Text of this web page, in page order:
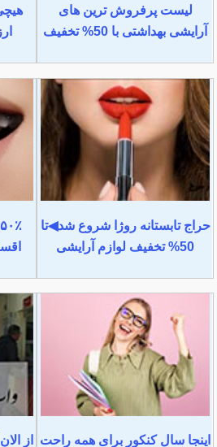
لیست پرفروش ترین های
آرایشی بهداشتی با 50% تخفیف
حراج تابستانه روژا شروع شد◀تا
50% تخفیف لوازم آرایشی
اینجا سال کنکور برای همه راحت از